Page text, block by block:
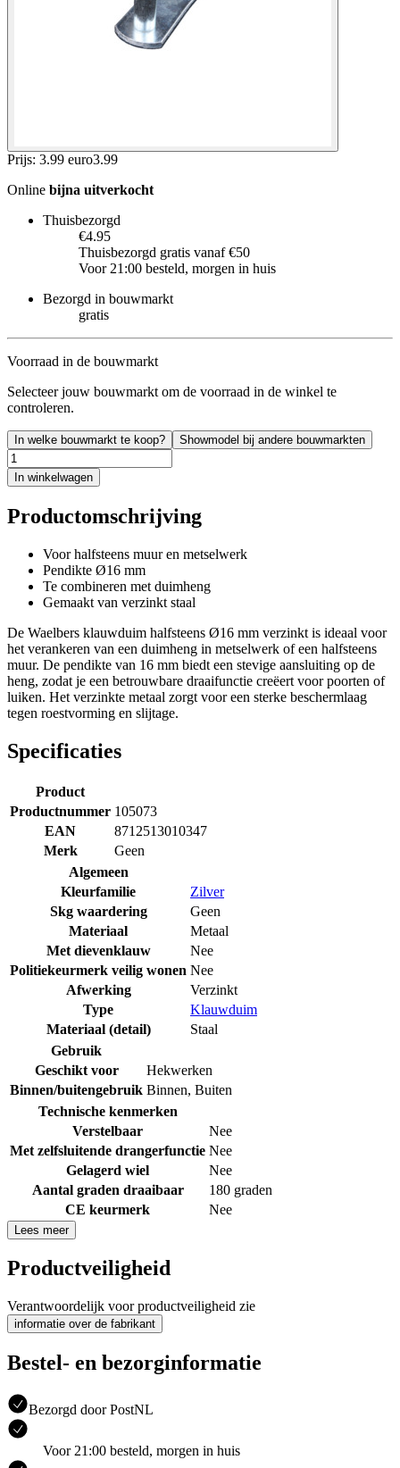
Prijs: 3.99 euro3.99
Online bijna uitverkocht
Thuisbezorgd
€4.95
Thuisbezorgd gratis vanaf €50
Voor 21:00 besteld, morgen in huis
Bezorgd in bouwmarkt
gratis
Voorraad in de bouwmarkt
Selecteer jouw bouwmarkt om de voorraad in de winkel te
controleren.
In welke bouwmarkt te koop? Showmodel bij andere bouwmarkten
In winkelwagen
Productomschrijving
Voor halfsteens muur en metselwerk
Pendikte Ø16 mm
Te combineren met duimheng
Gemaakt van verzinkt staal
De Waelbers klauwduim halfsteens Ø16 mm verzinkt is ideaal voor
het verankeren van een duimheng in metselwerk of een halfsteens
muur. De pendikte van 16 mm biedt een stevige aansluiting op de
heng, zodat je een betrouwbare draaifunctie creëert voor poorten of
luiken. Het verzinkte metaal zorgt voor een sterke beschermlaag
tegen roestvorming en slijtage.
Specificaties
Product
Productnummer 105073
EAN
8712513010347
Merk
Geen
Algemeen
Kleurfamilie
Zilver
Skg waardering
Geen
Materiaal
Metaal
Met dievenklauw
Nee
Politiekeurmerk veilig wonen Nee
Afwerking
Verzinkt
Type
Klauwduim
Materiaal (detail)
Staal
Gebruik
Geschikt voor
Hekwerken
Binnen/buitengebruik Binnen, Buiten
Technische kenmerken
Verstelbaar
Nee
Met zelfsluitende drangerfunctie Nee
Gelagerd wiel
Nee
Aantal graden draaibaar
180 graden
CE keurmerk
Nee
Lees meer
Productveiligheid
Verantwoordelijk voor productveiligheid zie
informatie over de fabrikant
Bestel- en bezorginformatie
Bezorgd door PostNL
Voor 21:00 besteld, morgen in huis